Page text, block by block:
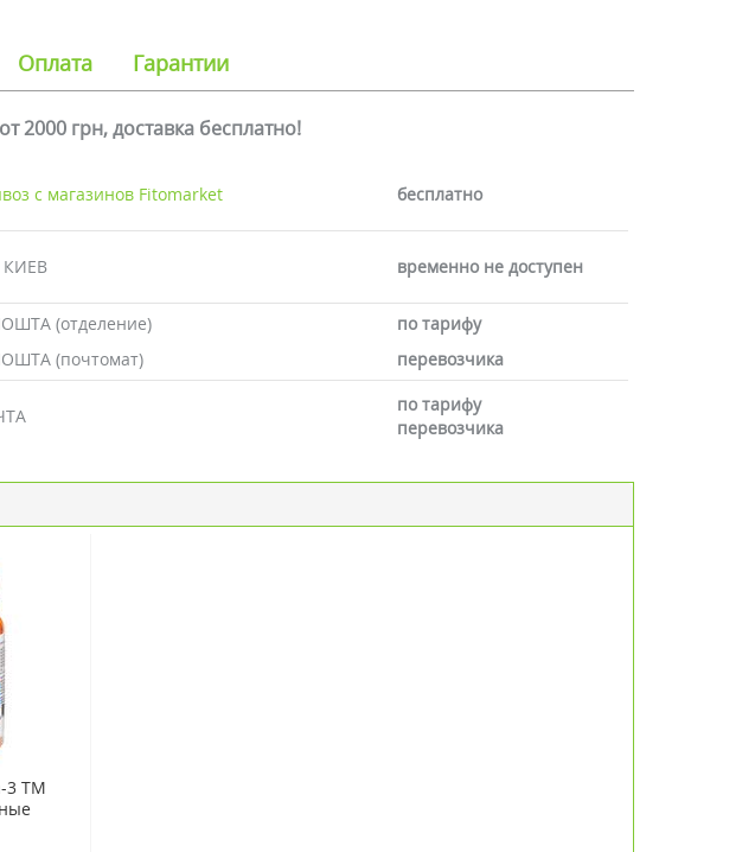
Оплата Гарантии
2000 грн, доставка бесплатно!
с магазинов Fitomarket бесплатно
КИЕВ временно не доступен
(отделение)
по тарифу
(почтомат)
перевозчика
по тарифу
перевозчика
3 ТМ